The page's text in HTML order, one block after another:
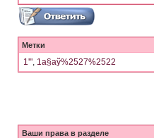
Метки
1'", 1а§аў%2527%2522
Ваши права в разделе